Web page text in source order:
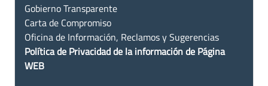
Gobierno Transparente
Carta de Compromiso
Oficina de Información, Reclamos y Sugerencias
Política de Privacidad de la información de Página
WEB